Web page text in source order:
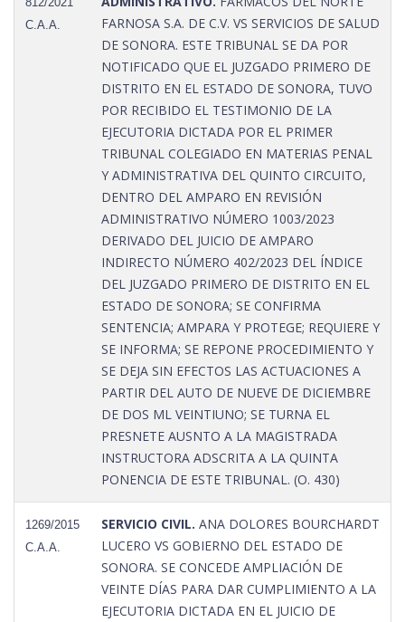
C.A.A.
FARNOSA S.A. DE C.V. VS SERVICIOS DE SALUD
DE SONORA. ESTE TRIBUNAL SE DA POR
NOTIFICADO QUE EL JUZGADO PRIMERO DE
DISTRITO EN EL ESTADO DE SONORA, TUVO
POR RECIBIDO EL TESTIMONIO DE LA
EJECUTORIA DICTADA POR EL PRIMER
TRIBUNAL COLEGIADO EN MATERIAS PENAL
Y ADMINISTRATIVA DEL QUINTO CIRCUITO,
DENTRO DEL AMPARO EN REVISIÓN
ADMINISTRATIVO NÚMERO 1003/2023
DERIVADO DEL JUICIO DE AMPARO
INDIRECTO NÚMERO 402/2023 DEL ÍNDICE
DEL JUZGADO PRIMERO DE DISTRITO EN EL
ESTADO DE SONORA; SE CONFIRMA
SENTENCIA; AMPARA Y PROTEGE; REQUIERE Y
SE INFORMA; SE REPONE PROCEDIMIENTO Y
SE DEJA SIN EFECTOS LAS ACTUACIONES A
PARTIR DEL AUTO DE NUEVE DE DICIEMBRE
DE DOS ML VEINTIUNO; SE TURNA EL
PRESNETE AUSNTO A LA MAGISTRADA
INSTRUCTORA ADSCRITA A LA QUINTA
PONENCIA DE ESTE TRIBUNAL. (O. 430)
1269/2015
C.A.A.
SERVICIO CIVIL. ANA DOLORES BOURCHARDT
LUCERO VS GOBIERNO DEL ESTADO DE
SONORA. SE CONCEDE AMPLIACIÓN DE
VEINTE DÍAS PARA DAR CUMPLIMIENTO A LA
EJECUTORIA DICTADA EN EL JUICIO DE